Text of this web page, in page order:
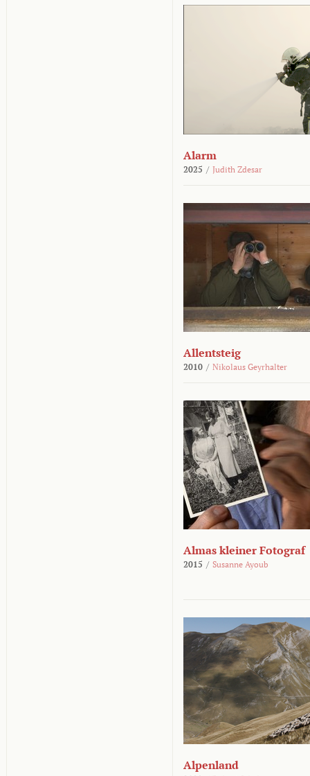
Alarm
2025 / Judith Zdesar
Allentsteig
2010 / Nikolaus Geyrhalter
Almas kleiner Fotograf
2015 / Susanne Ayoub
Alpenland